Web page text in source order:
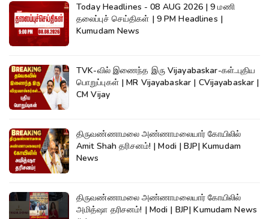
Today Headlines - 08 AUG 2026 | 9 மணி
தலைப்புச் செய்திகள் | 9 PM Headlines |
Kumudam News
TVK-வில் இணைந்த இரு Vijayabaskar-கள்..புதிய
பொறுப்புகள் | MR Vijayabaskar | CVijayabaskar |
CM Vijay
திருவண்ணாமலை அண்ணாமலையார் கோயிலில்
Amit Shah தரிசனம்! | Modi | BJP| Kumudam
News
திருவண்ணாமலை அண்ணாமலையார் கோயிலில்
அமித்ஷா தரிசனம்! | Modi | BJP| Kumudam News